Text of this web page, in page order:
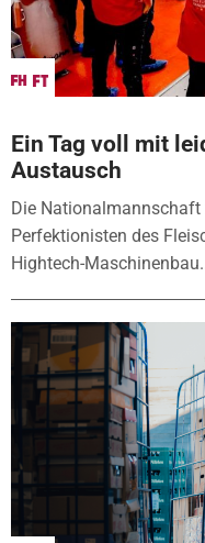
Ein Tag voll mit
Austausch
Die Nationalmannschaft
Perfektionisten des
Hightech-